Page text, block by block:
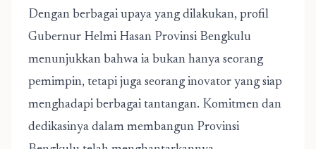
Dengan berbagai upaya yang dilakukan, profil
Gubernur Helmi Hasan Provinsi Bengkulu
menunjukkan bahwa ia bukan hanya seorang
pemimpin, tetapi juga seorang inovator yang siap
menghadapi berbagai tantangan. Komitmen dan
dedikasinya dalam membangun Provinsi